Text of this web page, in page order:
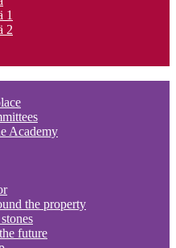
1
2
Academy
the property
future